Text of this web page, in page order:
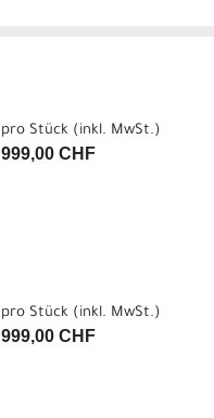
pro Stück (inkl. MwSt.)
999,00 CHF
pro Stück (inkl. MwSt.)
999,00 CHF